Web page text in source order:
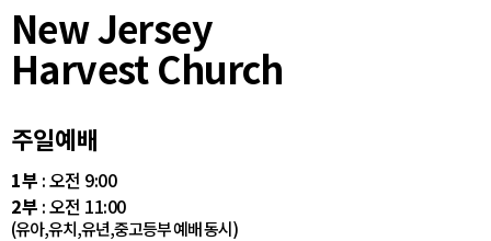
New Jersey
Harvest Church
주일예배
1부 : 오전 9:00
2부 : 오전 11:00
(유아,유치,유년,중고등부 예배 동시)